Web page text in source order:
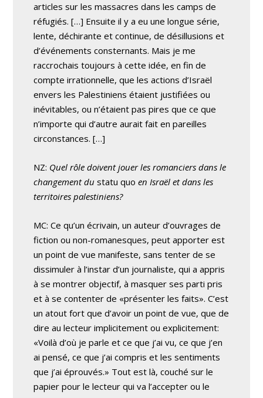
articles sur les massacres dans les camps de
réfugiés. […] Ensuite il y a eu une longue série,
lente, déchirante et continue, de désillusions et
d’événements consternants. Mais je me
raccrochais toujours à cette idée, en fin de
compte irrationnelle, que les actions d’Israël
envers les Palestiniens étaient justifiées ou
inévitables, ou n’étaient pas pires que ce que
n’importe qui d’autre aurait fait en pareilles
circonstances. […]
NZ: Quel rôle doivent jouer les romanciers dans le
changement du statu quoen Israël et dans les
territoires palestiniens?
MC: Ce qu’un écrivain, un auteur d’ouvrages de
fiction ou non-romanesques, peut apporter est
un point de vue manifeste, sans tenter de se
dissimuler à l’instar d’un journaliste, qui a appris
à se montrer objectif, à masquer ses parti pris
et à se contenter de «présenter les faits». C’est
un atout fort que d’avoir un point de vue, que de
dire au lecteur implicitement ou explicitement:
«Voilà d’où je parle et ce que j’ai vu, ce que j’en
ai pensé, ce que j’ai compris et les sentiments
que j’ai éprouvés.» Tout est là, couché sur le
papier pour le lecteur qui va l’accepter ou le